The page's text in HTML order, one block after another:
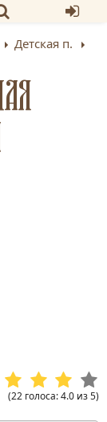
Детская п.
(22 голоса:4.0 из5)